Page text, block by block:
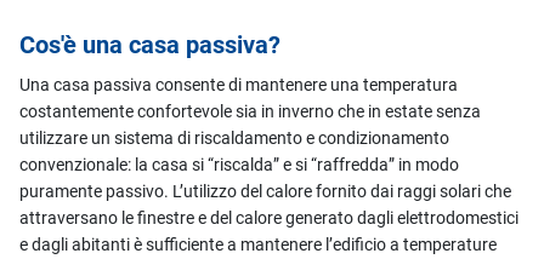
Cos'è una casa passiva?
Una casa passiva consente di mantenere una temperatura
costantemente confortevole sia in inverno che in estate senza
utilizzare un sistema di riscaldamento e condizionamento
convenzionale: la casa si “riscalda” e si “raffredda” in modo
puramente passivo. L’utilizzo del calore fornito dai raggi solari che
attraversano le finestre e del calore generato dagli elettrodomestici
e dagli abitanti è sufficiente a mantenere l’edificio a temperature